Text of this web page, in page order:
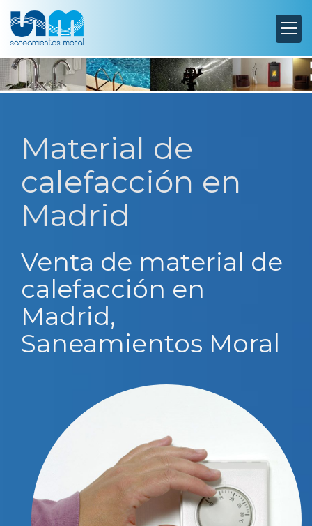
Material de
calefacción en
Madrid
Venta de material de
calefacción en
Madrid,
Saneamientos Moral